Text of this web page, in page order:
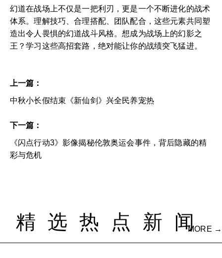
幻道在战场上不仅是一把利刃，更是一个不断进化的战术
体系。理解技巧、合理搭配、团队配合，这些元素共同塑
造出令人畏惧的幻道战斗风格。想成为战场上的幻影之
王？学习这些高招套路，绝对能让你的战绩突飞猛进。
上一篇：
中秋小长假结束《新仙剑》兴全民养宠热
下一篇：
《闪点行动3》影像揭秘伦敦奥运会事件，背后隐藏的精
彩与危机
精选热点新闻
MORE →